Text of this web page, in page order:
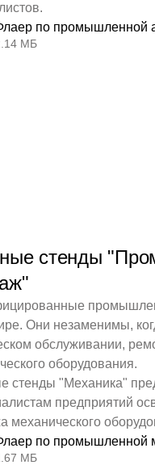
по промышленной
МБ
стенды
Они незаменимы,
обслуживании,
оборудования.
стенды "Механика"
предприятий
механического
по промышленной
МБ